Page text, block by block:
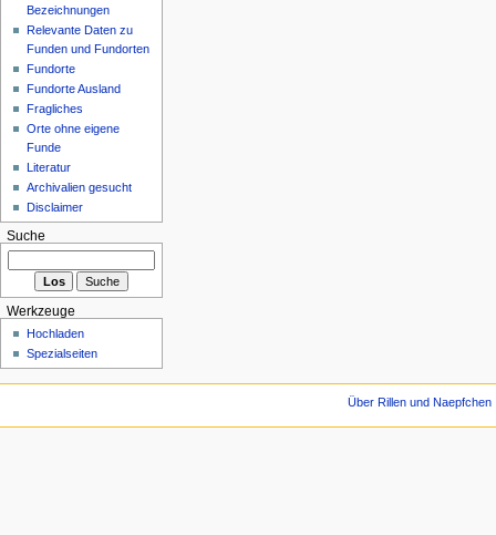
Bezeichnungen
Relevante Daten zu
Funden und Fundorten
Fundorte
Fundorte Ausland
Fragliches
Orte ohne eigene
Funde
Literatur
Archivalien gesucht
Disclaimer
Suche
Werkzeuge
Hochladen
Spezialseiten
Über Rillen und Naepfchen